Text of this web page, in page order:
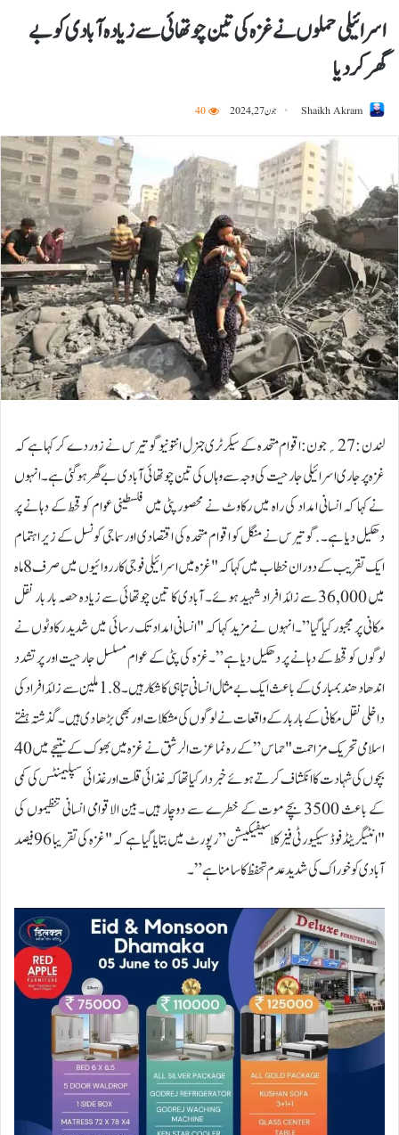
اسرائیلی حملوں نے غزہ کی تین چوتھائی سے زیادہ آبادی کو بے
گھر کر دیا
Shaikh Akram جون 27, 2024 40
لندن :27؍جون:اقوام متحدہ کے سیکرٹری جنرل انتونیو گوتیرس نے زور دے کر کہا ہے کہ
غزہ پر جاری اسرائیلی جارحیت کی وجہ سے وہاں کی تین چوتھائی آبادی بے گھر ہو گئی ہے۔انہوں
نے کہا کہ انسانی امداد کی راہ میں رکاوٹ نے محصور پٹی میں فلسطینی عوام کو قحط کے دہانے پر
دھکیل دیا ہے۔ .گوتیرس نے منگل کو اقوام متحدہ کی اقتصادی اور سماجی کونسل کے زیر اہتمام
ایک تقریب کے دوران خطاب میں کہا کہ "غزہ میں اسرائیلی فوجی کارروائیوں میں صرف 8 ماہ
میں 36,000 سے زائد افراد شہید ہوئے۔ آبادی کا تین چوتھائی سے زیادہ حصہ بار بار نقل
مکانی پر مجبور کیا گیا”۔انہوں نے مزید کہا کہ "انسانی امداد تک رسائی میں شدید رکاوٹوں نے
لوگوں کو قحط کے دہانے پر دھکیل دیا ہے”۔غزہ کی پٹی کے عوام مسلسل جارحیت اور پرتشدد
اندھا دھند بمباری کے باعث ایک بے مثال انسانی تباہی کا شکار ہیں۔ 1.8 ملین سے زائد افراد کی
داخلی نقل مکانی کے بار بار کے واقعات نے لوگوں کی مشکلات اور بھی بڑھا دی ہیں۔گذشتہ ہفتے
اسلامی تحریک مزاحمت "حماس” کے رہ نما عزت الرشق نے غزہ میں بھوک کے نتیجے میں 40
بچوں کی شہادت کا انکشاف کرتے ہوئے خبردار کیا تھا کہ غذائی قلت اور غذائی سپلیمنٹس کی کمی
کے باعث 3500 بچے موت کے خطرے سے دوچار ہیں۔بین الاقوامی انسانی تنظیموں کی
"انٹیگریٹڈ فوڈ سیکیورٹی فیز کلاسیفیکیشن” رپورٹ میں بتایا گیا ہے کہ "غزہ کی تقریبا 96 فیصد
آبادی کو خوراک کی شدید عدم تحفظ کا سامنا ہے”۔